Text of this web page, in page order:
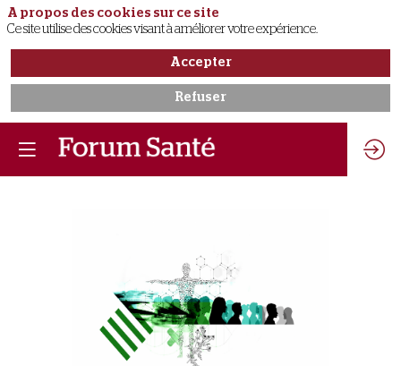
A propos des cookies sur ce site
Ce site utilise des cookies visant à améliorer votre expérience.
Accepter
Refuser